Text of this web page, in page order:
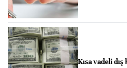
Kısa vadeli